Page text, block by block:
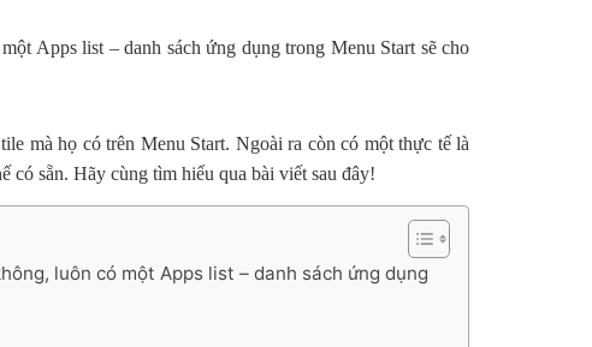
Apps list – danh sách ứng dụng trong Menu Start sẽ cho
mà họ có trên Menu Start. Ngoài ra còn có một thực tế là
có sẵn. Hãy cùng tìm hiểu qua bài viết sau đây!
luôn có một Apps list – danh sách ứng dụng